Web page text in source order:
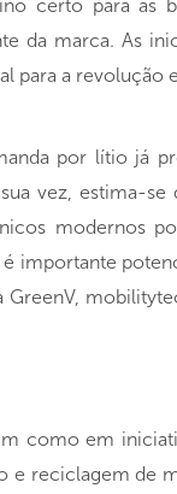
certo para as
da marca. As
para a revolução
por lítio já
vez, estima-se
modernos
é importante
GreenV,
como em
e reciclagem de